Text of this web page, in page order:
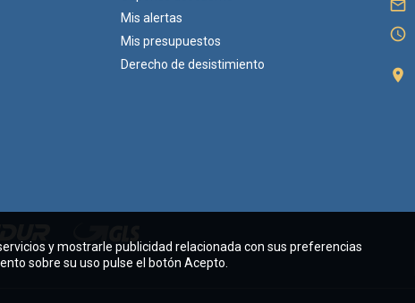
Mis alertas
Mis presupuestos
Derecho de desistimiento



y mostrarle publicidad relacionada con sus preferencias
sobre su uso pulse el botón Acepto.